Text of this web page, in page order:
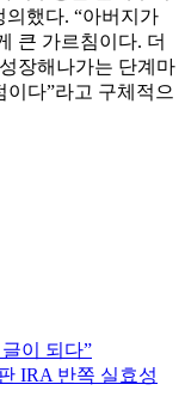
의했다. “아버지가
큰 가르침이다. 더
장해나가는 단계마
다”라고 구체적으
이 되다”
IRA 반쪽 실효성